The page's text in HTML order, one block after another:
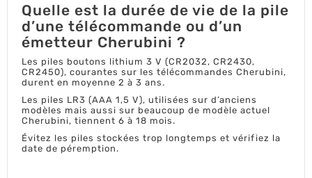
Quelle est la durée de vie de la pile
d’une télécommande ou d’un
émetteur Cherubini ?
Les piles boutons lithium 3 V (CR2032, CR2430,
CR2450), courantes sur les télécommandes Cherubini,
durent en moyenne 2 à 3 ans.
Les piles LR3 (AAA 1,5 V), utilisées sur d’anciens
modèles mais aussi sur beaucoup de modèle actuel
Cherubini, tiennent 6 à 18 mois.
Évitez les piles stockées trop longtemps et vérifiez la
date de péremption.